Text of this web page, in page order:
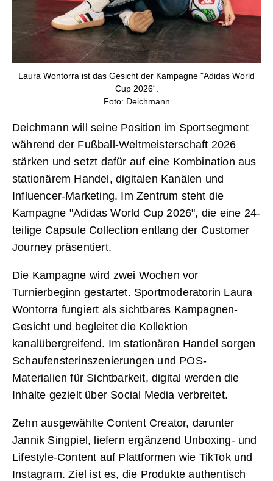
Laura Wontorra ist das Gesicht der Kampagne "Adidas World
Cup 2026“.
Foto: Deichmann
Deichmann will seine Position im Sportsegment
während der Fußball-Weltmeisterschaft 2026
stärken und setzt dafür auf eine Kombination aus
stationärem Handel, digitalen Kanälen und
Influencer-Marketing. Im Zentrum steht die
Kampagne "Adidas World Cup 2026", die eine 24-
teilige Capsule Collection entlang der Customer
Journey präsentiert.
Die Kampagne wird zwei Wochen vor
Turnierbeginn gestartet. Sportmoderatorin Laura
Wontorra fungiert als sichtbares Kampagnen-
Gesicht und begleitet die Kollektion
kanalübergreifend. Im stationären Handel sorgen
Schaufensterinszenierungen und POS-
Materialien für Sichtbarkeit, digital werden die
Inhalte gezielt über Social Media verbreitet.
Zehn ausgewählte Content Creator, darunter
Jannik Singpiel, liefern ergänzend Unboxing- und
Lifestyle-Content auf Plattformen wie TikTok und
Instagram. Ziel ist es, die Produkte authentisch